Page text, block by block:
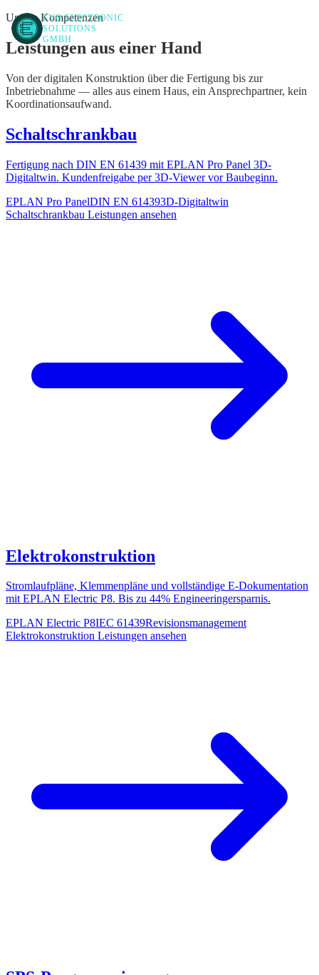
EVO ELECTRONIC
SOLUTIONS
GMBH
Unsere Kompetenzen
Leistungen aus einer Hand
Von der digitalen Konstruktion über die Fertigung bis zur
Inbetriebnahme — alles aus einem Haus, ein Ansprechpartner, kein
Koordinationsaufwand.
Schaltschrankbau
Fertigung nach DIN EN 61439 mit EPLAN Pro Panel 3D-
Digitaltwin. Kundenfreigabe per 3D-Viewer vor Baubeginn.
EPLAN Pro PanelDIN EN 614393D-Digitaltwin
Schaltschrankbau Leistungen ansehen
Elektrokonstruktion
Stromlaufpläne, Klemmenpläne und vollständige E-Dokumentation
mit EPLAN Electric P8. Bis zu 44% Engineeringersparnis.
EPLAN Electric P8IEC 61439Revisionsmanagement
Elektrokonstruktion Leistungen ansehen